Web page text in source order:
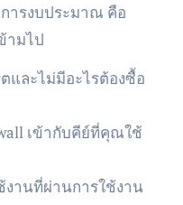
ารงบประมาณ คือ
ามไป
และไม่มีอะไรต้องซื้อ
เข้ากับคีย์ที่คุณใช้
านที่ผ่านการใช้งาน